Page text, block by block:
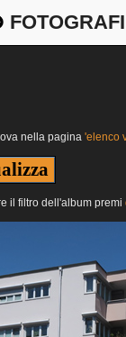
nella pagina 'elenco
il filtro dell'album premi